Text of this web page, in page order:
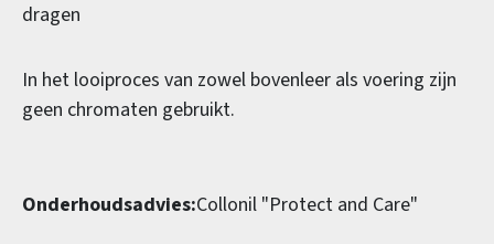
dragen
In het looiproces van zowel bovenleer als voering zijn
geen chromaten gebruikt.
Onderhoudsadvies:Collonil "Protect and Care"